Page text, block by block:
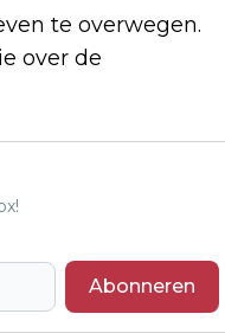
te overwegen.
over de
Abonneren